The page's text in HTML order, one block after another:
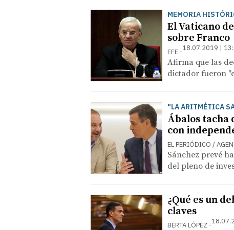
MEMORIA
El Vaticano
sobre Franco
EFE 18.07.2019 |
Afirma que las
dictador fueron
"LA ARITMÉTICA
Ábalos tacha
con
EL PERIÓDICO /
Sánchez prevé
del pleno de
¿Qué es un
claves
BERTA LÓPEZ